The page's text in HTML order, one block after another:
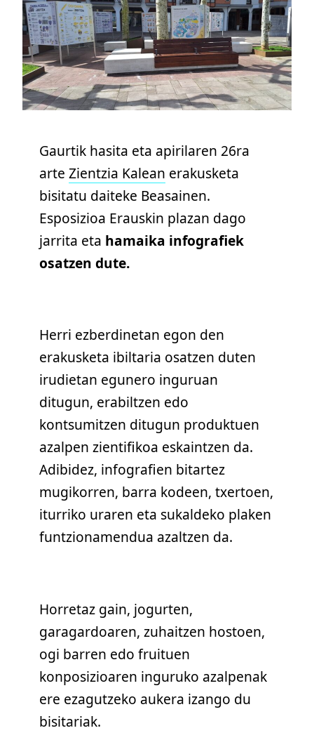
Gaurtik hasita eta apirilaren 26ra
arte Zientzia Kalean erakusketa
bisitatu daiteke Beasainen.
Esposizioa Erauskin plazan dago
jarrita eta hamaika infografiek
osatzen dute.
Herri ezberdinetan egon den
erakusketa ibiltaria osatzen duten
irudietan egunero inguruan
ditugun, erabiltzen edo
kontsumitzen ditugun produktuen
azalpen zientifikoa eskaintzen da.
Adibidez, infografien bitartez
mugikorren, barra kodeen, txertoen,
iturriko uraren eta sukaldeko plaken
funtzionamendua azaltzen da.
Horretaz gain, jogurten,
garagardoaren, zuhaitzen hostoen,
ogi barren edo fruituen
konposizioaren inguruko azalpenak
ere ezagutzeko aukera izango du
bisitariak.